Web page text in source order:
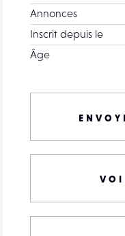
Annonces
Inscrit depuis le
Âge